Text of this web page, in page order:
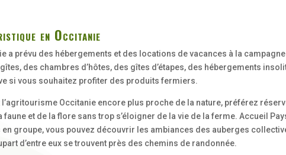
en Occitanie
a prévu des hébergements et des locations de vacances à la
des chambres d’hôtes, des gîtes d’étapes, des hébergements
si vous souhaitez profiter des produits fermiers.
Occitanie encore plus proche de la nature, préférez
faune et de la flore sans trop s’éloigner de la vie de la ferme. Accueil
en groupe, vous pouvez découvrir les ambiances des auberges
d’entre eux se trouvent près des chemins de randonnée.